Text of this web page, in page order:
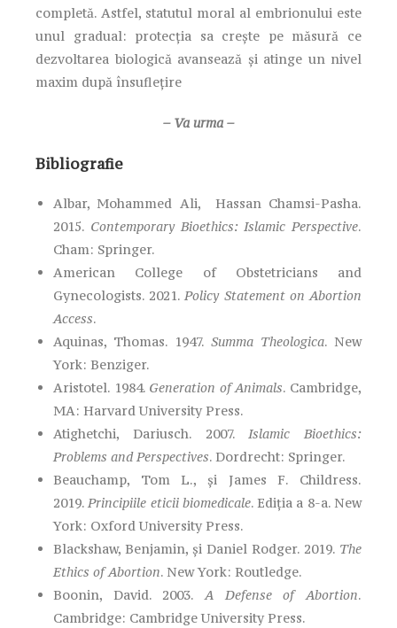
completă. Astfel, statutul moral al embrionului este
unul gradual: protecția sa crește pe măsură ce
dezvoltarea biologică avansează și atinge un nivel
maxim după însuflețire
– Va urma –
Bibliografie
Albar, Mohammed Ali, Hassan Chamsi-Pasha.
2015. Contemporary Bioethics: Islamic Perspective.
Cham: Springer.
American College of Obstetricians and
Gynecologists. 2021.Policy Statement on Abortion
Access.
Aquinas, Thomas. 1947. Summa Theologica. New
York: Benziger.
Aristotel. 1984. Generation of Animals. Cambridge,
MA: Harvard University Press.
Atighetchi, Dariusch. 2007.Islamic Bioethics:
Problems and Perspectives. Dordrecht: Springer.
Beauchamp, Tom L., și James F. Childress.
2019.Principiile eticii biomedicale. Ediția a 8-a. New
York: Oxford University Press.
Blackshaw, Benjamin, și Daniel Rodger. 2019. The
Ethics of Abortion. New York: Routledge.
Boonin, David. 2003.A Defense of Abortion.
Cambridge: Cambridge University Press.